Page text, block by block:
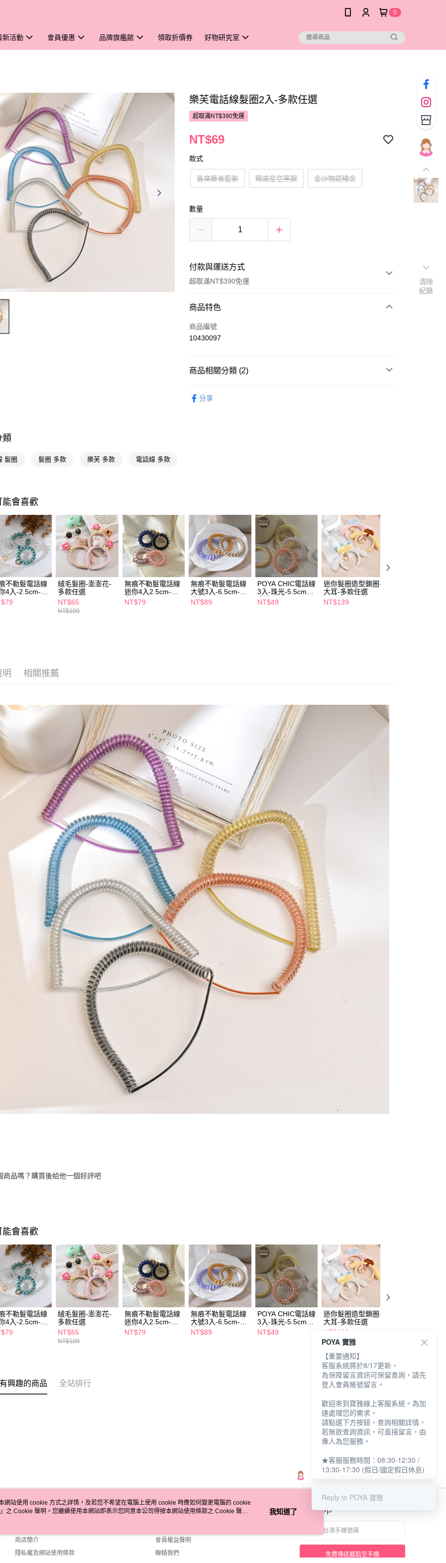
0
新活動 會員優惠 品牌旗艦館 領取折價券 好物研究室
樂芙電話線髮圈2入-多款任選
超取滿NT$390免運
NT$69
款式
首席舞者籃紫 眼底星空黑銀 金沙物語橘金
數量
付款與運送方式
超取滿NT$390免運
付款方式
POYA支付
Apple Pay
１．簡單：不需註冊會員、不需綁卡、不需儲值。
２．便利：只要手機號碼，簡訊認證，即可結帳。
３．安心：先確認商品／服務後，再付款。
【「AFTEE先享後付」結帳流程】
１．於結帳方式選擇「AFTEE先享後付」後，將跳轉至「AFTEE先享後
付」結帳頁面，進行簡訊認證並確認金額後，即可完成結帳。
２．訂單成立數日內，您將收到繳費通知簡訊。
３．收到繳費通知簡訊後14天內，點擊此簡訊中的連結，可透過四大超商
／ATM／網路銀行／等多元方式進行付款，方視為交易完成。
２．關於個人資料處理事宜，請瀏覽以下網址：
３．未成年的使用者請事先徵得法定代理人或監護人之同意方可使用
「AFTEE先享後付」，若未經同意申辦者引起之損失，本公司不負相關責
任。
４．使用「AFTEE先享後付」時，將依據個別帳號之用戶狀況，依本公司
即時審查核予不同之上限額度；若仍有額度不足之情形，本公司將視審查
結果請求用戶進行身份認證。
５．嚴禁一人註冊多個帳號或使用他人資訊註冊。若發現惡意使用之情
形，恩沛科技股份有限公司將有權停止該用戶之使用額度並採取法律行
運送方式
全家取貨付款
每筆NT$65，滿NT$390(含以上)免運費
付款後全家取貨
每筆NT$65，滿NT$390(含以上)免運費
每筆NT$65，滿NT$490(含以上)免運費
宅配(本島)
每筆NT$100，滿NT$790(含以上)免運費
付款後寶雅門市自取(由倉庫統一出貨)
每筆NT$80，滿NT$290(含以上)免運費
商品特色
商品編號
10430097
商品相關分類 (2)
分享
類
髮圈 髮圈 多款 樂芙 多款 電話線 多款
能會喜歡
不勒髮電話線
4入-2.5cm-多
選
絨毛髮圈-澎澎花-
多款任選
NT$65
NT$109
無痕不勒髮電話線
迷你4入2.5cm-多
色任選
NT$79
無痕不勒髮電話線
大號3入-6.5cm-多
款任選
NT$89
POYA CHIC電話線
3入-珠光-5.5cm-
多款任選
NT$49
迷你髮圈造型鎖圈-
大耳-多款任選
NT$139
明 相關推薦
商品嗎？購買後給他一個好評吧
能會喜歡
不勒髮電話線
4入-2.5cm-多
選
絨毛髮圈-澎澎花-
多款任選
NT$65
NT$109
無痕不勒髮電話線
迷你4入2.5cm-多
色任選
NT$79
無痕不勒髮電話線
大號3入-6.5cm-多
款任選
NT$89
POYA CHIC電話線
3入-珠光-5.5cm-
多款任選
NT$49
迷你髮圈造型鎖圈-
大耳-多款任選
NT$139
興趣的商品 全站排行
關於我們
商店簡介
隱私權及網站使用條款
客服資訊
會員權益聲明
聯絡我們
官方APP
免費傳送載點至手機
清除
紀錄
網站使用 cookie 方式之詳情，及若您不希望在電腦上使用 cookie 時應如何變更電腦的 cookie
」之 Cookie 聲明。您繼續使用本網站即表示您同意本公司得按本網站使用條款之 Cookie 聲明
我知道了
POYA 寶雅
【重要通知】
客服系統將於8/17更新，
為保障留言資訊可保留查詢，請先
登入會員帳號留言。
歡迎來到寶雅線上客服系統。為加
速處理您的需求，
請點選下方按鈕，查詢相關詳情，
若無欲查詢資訊，可直接留言，由
專人為您服務。
★客服服務時間：08:30-12:30 /
13:30-17:30 (假日/國定假日休息)
Reply to POYA 寶雅